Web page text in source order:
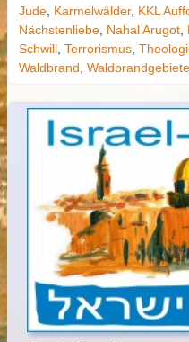
Jude, Karmelwälder, KKL
Nächstenliebe, Nahal Arugot,
Schwill, Terrorismus,
Waldbrand Waldbrandgebiete